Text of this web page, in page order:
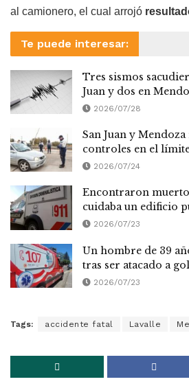
al camionero, el cual arrojó
Te puede interesar:
Tres sismos
Juan y dos en
2026/07/28
San Juan y
controles en el
2026/07/24
Encontraron
cuidaba un edificio
2026/07/23
Un hombre de 39
tras ser atacado a
2026/07/23
Tags: accidente fatal Lavalle